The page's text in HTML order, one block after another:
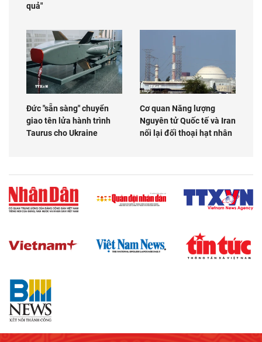
quả"
Đức "sẵn sàng" chuyển
giao tên lửa hành trình
Taurus cho Ukraine
Cơ quan Năng lượng
Nguyên tử Quốc tế và Iran
nối lại đối thoại hạt nhân